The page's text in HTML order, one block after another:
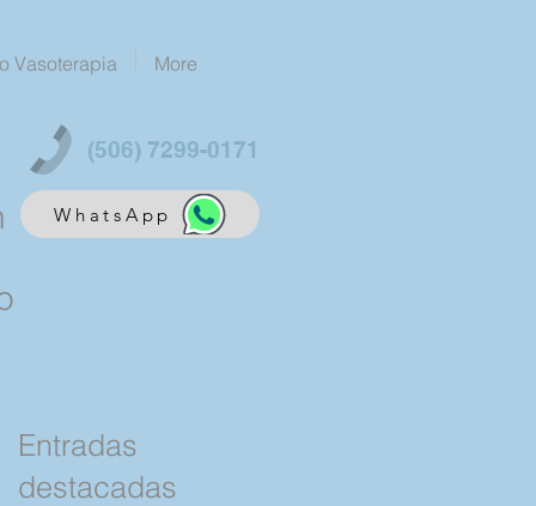
Vasoterapia More
(506) 7299-0171
WhatsApp
Entradas
destacadas